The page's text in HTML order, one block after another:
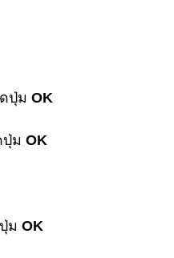
ปุ่ม OK
ม OK
ม OK